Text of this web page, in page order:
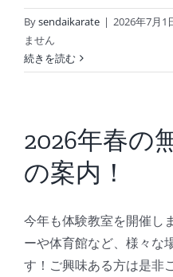
Bysendaikarate | 2026年7月1
ません
続きを読む
2026年春の
の案内！
今年も体験教室を開催し
ーや体育館など、様々な
す！ご興味ある方は是非